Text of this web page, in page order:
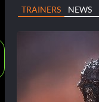
TRAINERS NEWS